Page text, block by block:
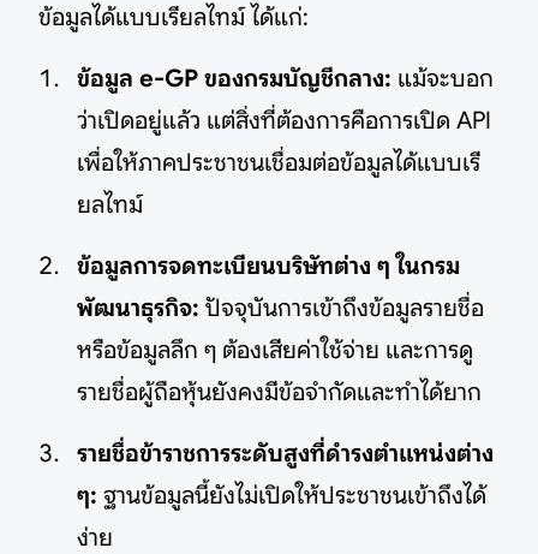
ข้อมูลได้แบบเรียลไทม์ ได้แก่:
ข้อมูล e-GP ของกรมบัญชีกลาง: แม้จะบอก
ว่าเปิดอยู่แล้ว แต่สิ่งที่ต้องการคือการเปิด API
เพื่อให้ภาคประชาชนเชื่อมต่อข้อมูลได้แบบเรี
ยลไทม์
ข้อมูลการจดทะเบียนบริษัทต่าง ๆ ในกรม
พัฒนาธุรกิจ: ปัจจุบันการเข้าถึงข้อมูลรายชื่อ
หรือข้อมูลลึก ๆ ต้องเสียค่าใช้จ่าย และการดู
รายชื่อผู้ถือหุ้นยังคงมีข้อจำกัดและทำได้ยาก
รายชื่อข้าราชการระดับสูงที่ดำรงตำแหน่งต่าง
ๆ: ฐานข้อมูลนี้ยังไม่เปิดให้ประชาชนเข้าถึงได้
ง่าย